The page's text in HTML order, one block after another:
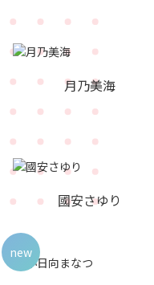
月乃美海
國安さゆり
new